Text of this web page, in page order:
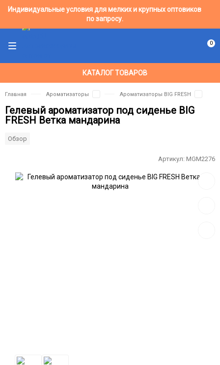
Индивидуальные условия для мелких и крупных оптовиков
по запросу.
КАТАЛОГ ТОВАРОВ
0
Главная Ароматизаторы Ароматизаторы BIG FRESH
Гелевый ароматизатор под сиденье BIG
FRESH Ветка мандарина
Обзор
Артикул: MGM2276